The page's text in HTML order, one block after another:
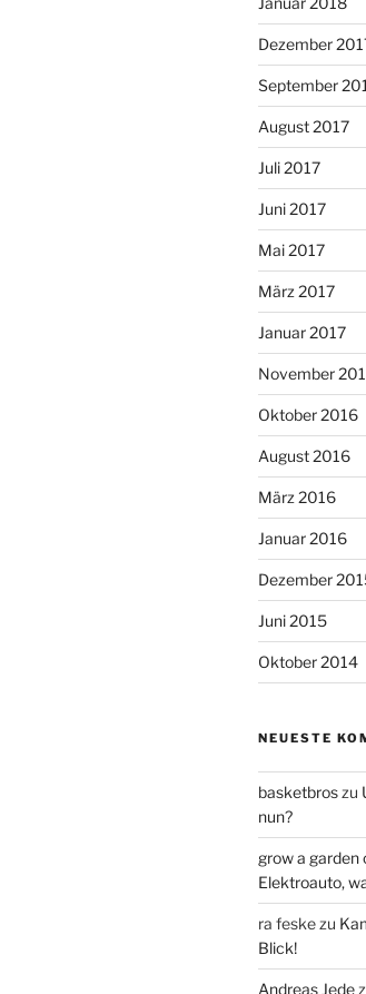
Dezember
September
August 2017
Juli 2017
Juni 2017
Mai 2017
März 2017
Januar 2017
November
Oktober 2016
August 2016
März 2016
Januar 2016
Dezember
Juni 2015
Oktober 2014
NEUESTE
basketbroszu
nun?
grow a garden
Elektroauto,
ra feskezu
Blick!
Andreas Jede